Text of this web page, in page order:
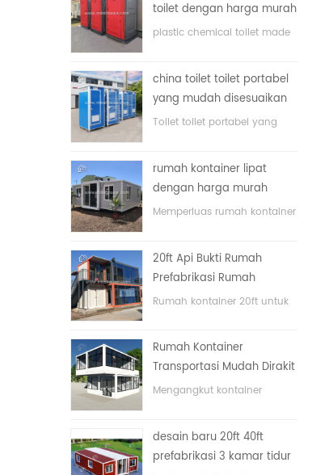
toilet dengan harga murah
plastic chemical toilet made
china toilet toilet portabel
yang mudah disesuaikan
untuk lokasi konstruksi
Toilet toilet portabel yang
rumah kontainer lipat
dengan harga murah
Memperluas rumah kontainer
20ft Api Bukti Rumah
Prefabrikasi Rumah
Kontainer Rumah di Cina
Rumah kontainer 20ft untuk
Rumah Kontainer
Transportasi Mudah Dirakit
dan Nyaman
Mengangkut kontainer
desain baru 20ft 40ft
prefabrikasi 3 kamar tidur